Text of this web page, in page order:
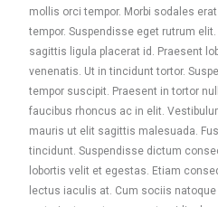
mollis orci tempor. Morbi sodales
tempor. Suspendisse eget rutrum
sagittis ligula placerat id. Praesent
venenatis. Ut in tincidunt tortor.
tempor suscipit. Praesent in tortor
faucibus rhoncus ac in elit.
mauris ut elit sagittis malesuada.
tincidunt. Suspendisse dictum
lobortis velit et egestas. Etiam
lectus iaculis at. Cum sociis